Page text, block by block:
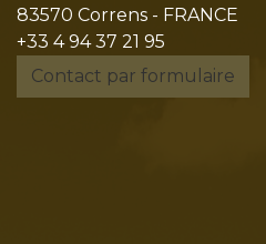
83570 Correns - FRANCE
+33 4 94 37 21 95
Contact par formulaire